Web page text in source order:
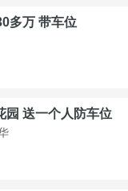
多万 带车位
园 送一个人防车位